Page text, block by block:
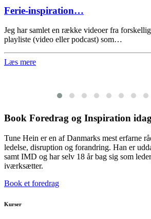
Ferie-inspiration…
Jeg har samlet en række videoer fra
playliste (video eller podcast) som…
Læs mere
Book Foredrag og Inspiration idag
Tune Hein er en af Danmarks mest erfarne
ledelse, disruption og forandring. Han er
samt IMD og har selv 18 år bag sig som
iværksætter.
Book et foredrag
Kurser